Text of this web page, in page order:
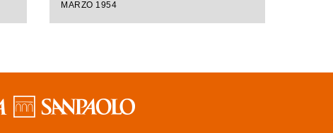
mano un sacco a pelo
MARZO 1954